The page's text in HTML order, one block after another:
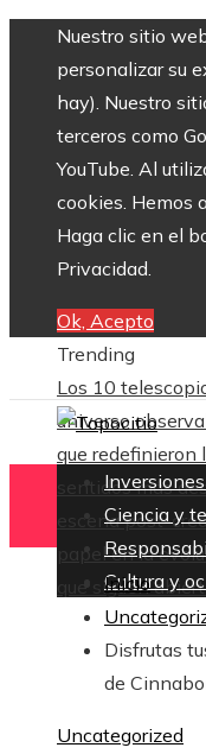
Nuestro sitio
personalizar su
hay). Nuestro
terceros como
YouTube. Al
cookies. Hemos
Haga clic en el
Privacidad.
Ok, Acepto
Trending
Los 10
universo
que redefinieron
sentidos más
escena post-
papel en la
que siguen
Ciencia y
Cultura y
Inicio
Disfrutas
de
Uncategorized